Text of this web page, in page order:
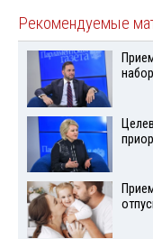
Рекомендуемые